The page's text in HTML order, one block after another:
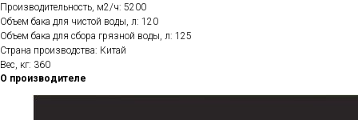
Производительность, м2/ч: 5200
Объем бака для чистой воды, л: 120
Объем бака для сбора грязной воды, л: 125
Страна производства: Китай
Вес, кг: 360
О производителе